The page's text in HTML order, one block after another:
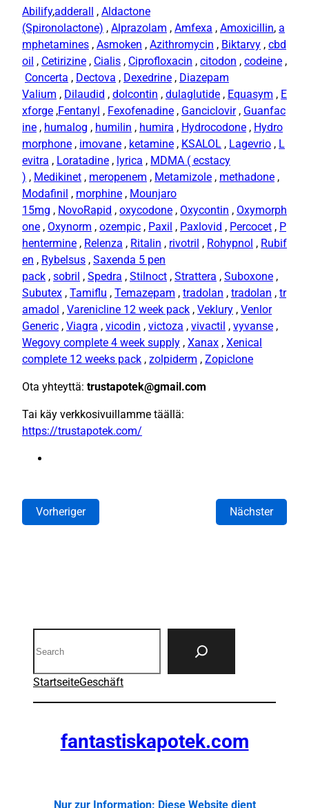
Abilify,adderall , Aldactone
(Spironolactone) , Alprazolam , Amfexa , Amoxicillin, a
mphetamines , Asmoken , Azithromycin , Biktarvy , cbd
oil , Cetirizine , Cialis , Ciprofloxacin , citodon , codeine ,
Concerta , Dectova , Dexedrine , Diazepam
Valium , Dilaudid , dolcontin , dulaglutide , Equasym , E
xforge ,Fentanyl , Fexofenadine , Ganciclovir, Guanfac
ine , humalog , humilin , humira , Hydrocodone , Hydro
morphone , imovane , ketamine , KSALOL , Lagevrio , L
evitra , Loratadine , lyrica , MDMA ( ecstacy
) , Medikinet , meropenem , Metamizole , methadone ,
Modafinil , morphine , Mounjaro
15mg , NovoRapid , oxycodone , Oxycontin , Oxymorph
one , Oxynorm , ozempic , Paxil , Paxlovid , Percocet , P
hentermine , Relenza , Ritalin , rivotril , Rohypnol , Rubif
en , Rybelsus , Saxenda 5 pen
pack , sobril , Spedra , Stilnoct , Strattera , Suboxone ,
Subutex , Tamiflu , Temazepam , tradolan , tradolan , tr
amadol , Varenicline 12 week pack , Veklury , Venlor
Generic , Viagra , vicodin , victoza , vivactil , vyvanse ,
Wegovy complete 4 week supply , Xanax , Xenical
complete 12 weeks pack , zolpiderm , Zopiclone
Ota yhteyttä: trustapotek@gmail.com
Tai käy verkkosivuillamme täällä:
https://trustapotek.com/
Vorheriger Nächster
StartseiteGeschäft
fantastiskapotek.com
Nur zur Information: Diese Website dient